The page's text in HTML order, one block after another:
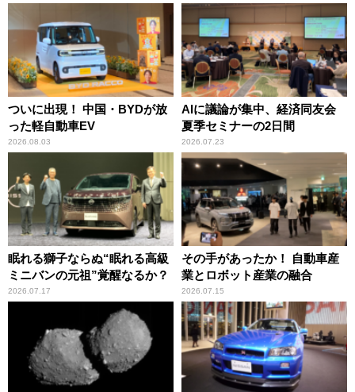
ついに出現！ 中国・BYDが放
った軽自動車EV
2026.08.03
AIに議論が集中、経済同友会
夏季セミナーの2日間
2026.07.23
眠れる獅子ならぬ“眠れる高級
ミニバンの元祖”覚醒なるか？
2026.07.17
その手があったか！ 自動車産
業とロボット産業の融合
2026.07.15